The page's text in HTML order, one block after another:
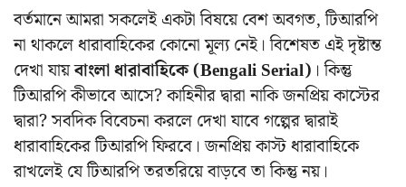
বর্তমানে আমরা সকলেই একটা বিষয়ে বেশ অবগত, টিআরপি
না থাকলে ধারাবাহিকের কোনো মূল্য নেই। বিশেষত এই দৃষ্টান্ত
দেখা যায়বাংলা ধারাবাহিকে (Bengali Serial) । কিন্তু
টিআরপি কীভাবে আসে? কাহিনীর দ্বারা নাকি জনপ্রিয় কাস্টের
দ্বারা? সবদিক বিবেচনা করলে দেখা যাবে গল্পের দ্বারাই
ধারাবাহিকের টিআরপি ফিরবে। জনপ্রিয় কাস্ট ধারাবাহিকে
রাখলেই যে টিআরপি তরতরিয়ে বাড়বে তা কিন্তু নয়।